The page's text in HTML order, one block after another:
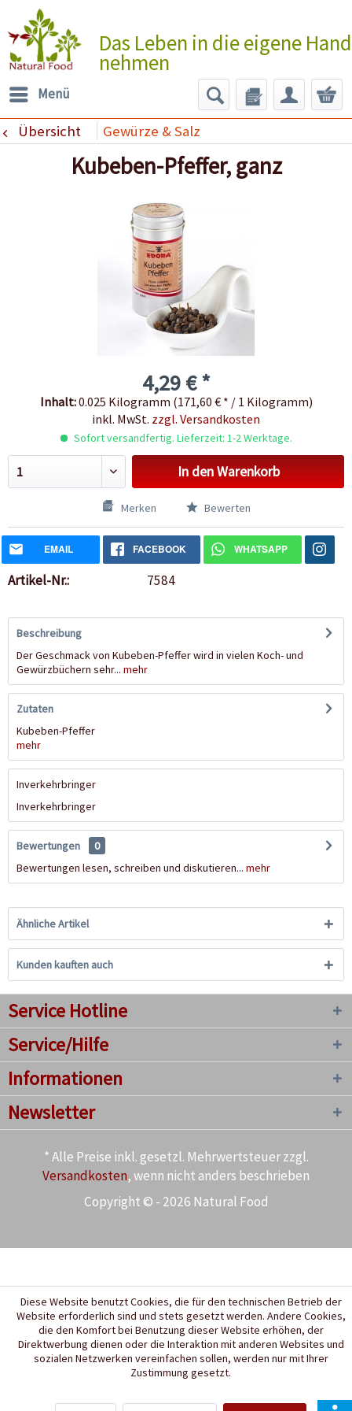
Das Leben in die eigene Hand
nehmen
Menü
Übersicht Gewürze & Salz
Kubeben-Pfeffer, ganz
4,29 € *
Inhalt:0.025 Kilogramm (171,60 € * / 1 Kilogramm)
inkl. MwSt. zzgl. Versandkosten
Sofort versandfertig. Lieferzeit: 1-2 Werktage.
In denWarenkorb
Merken Bewerten
EMAIL FACEBOOK WHATSAPP
Artikel-Nr.: 7584
Beschreibung
Der Geschmack von Kubeben-Pfeffer wird in vielen Koch- und
Gewürzbüchern sehr... mehr
Zutaten
Kubeben-Pfeffer
mehr
Inverkehrbringer
Inverkehrbringer
Bewertungen
0
Bewertungen lesen, schreiben und diskutieren... mehr
Ähnliche Artikel
Kunden kauften auch
Service Hotline
Service/Hilfe
Informationen
Newsletter
* Alle Preise inkl. gesetzl. Mehrwertsteuer zzgl.
Versandkosten, wenn nicht anders beschrieben
Copyright © - 2026 Natural Food
Diese Website benutzt Cookies, die für den technischen Betrieb der
Website erforderlich sind und stets gesetzt werden. Andere Cookies,
die den Komfort bei Benutzung dieser Website erhöhen, der
Direktwerbung dienen oder die Interaktion mit anderen Websites und
sozialen Netzwerken vereinfachen sollen, werden nur mit Ihrer
Zustimmung gesetzt.